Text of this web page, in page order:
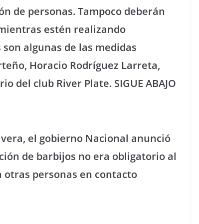
de personas. Tampoco deberán
estén realizando
algunas de las medidas
Horacio Rodríguez Larreta,
club River Plate. SIGUE ABAJO
el gobierno Nacional anunció
de barbijos no era obligatorio al
personas en contacto